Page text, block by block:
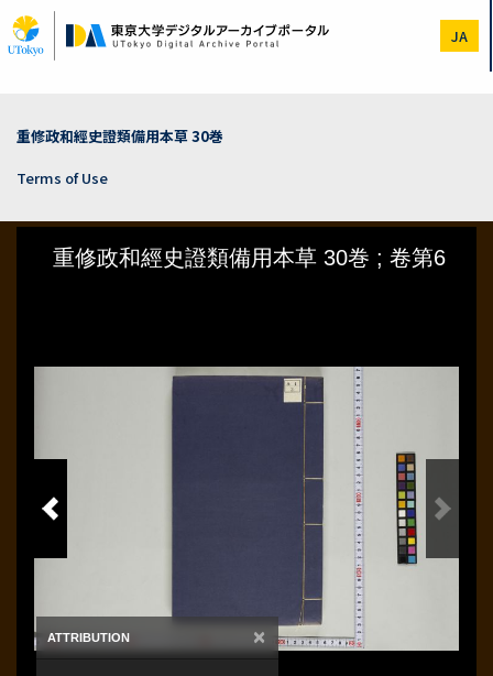
to
main
JA
重修政和經史證類備用本草 30巻
Terms of Use